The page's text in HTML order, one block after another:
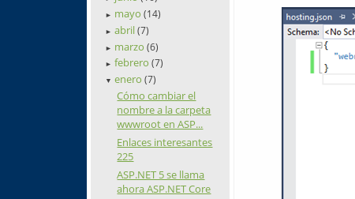
► mayo(14)
► abril(7)
► marzo(6)
► febrero(7)
▼ enero(7)
Cómo cambiar el
nombre a la carpeta
wwwroot en ASP...
Enlaces interesantes
225
ASP.NET 5 se llama
ahora ASP.NET Core